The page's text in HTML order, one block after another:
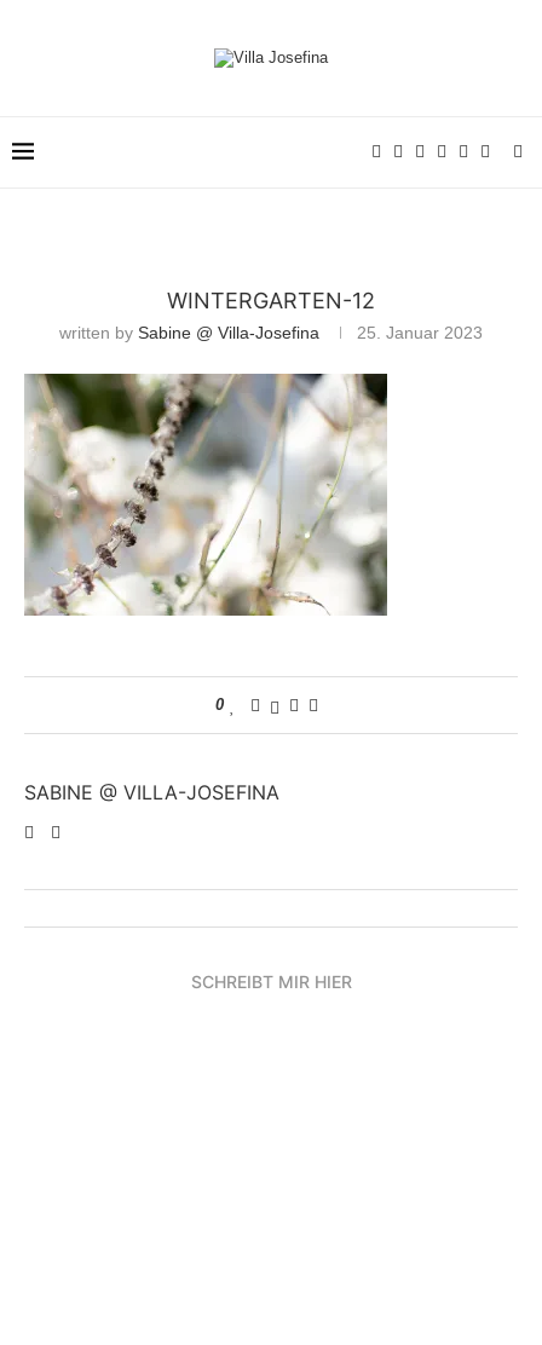
WINTERGARTEN-12
written by Sabine @ Villa-Josefina 25. Januar 2023
0
SABINE @ VILLA-JOSEFINA
SCHREIBT MIR HIER